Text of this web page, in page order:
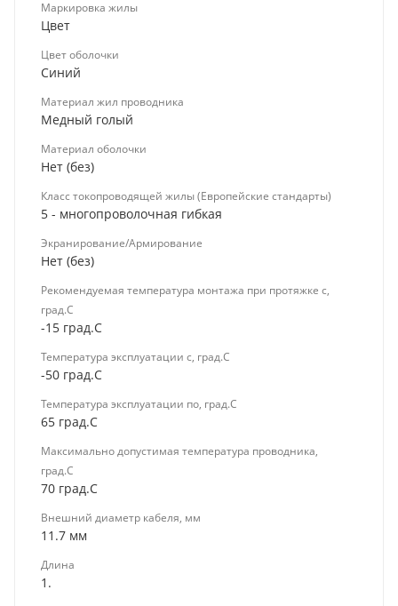
Маркировка жилы
Цвет
Цвет оболочки
Синий
Материал жил проводника
Медный голый
Материал оболочки
Нет (без)
Класс токопроводящей жилы (Европейские стандарты)
5 - многопроволочная гибкая
Экранирование/Армирование
Нет (без)
Рекомендуемая температура монтажа при протяжке с,
град.C
-15 град.C
Температура эксплуатации с, град.C
-50 град.C
Температура эксплуатации по, град.C
65 град.C
Максимально допустимая температура проводника,
град.C
70 град.C
Внешний диаметр кабеля, мм
11.7 мм
Длина
1.